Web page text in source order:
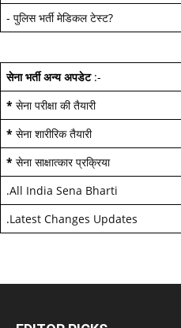
- पुलिस भर्ती मेडिकल टेस्ट?
सेना भर्ती अन्य अपडेट:-
* सेना परीक्षा की तैयारी
* सेना शारीरिक तैयारी
* सेना साक्षात्कार प्रक्रिया
.All India Sena Bharti
.Latest Changes Updates